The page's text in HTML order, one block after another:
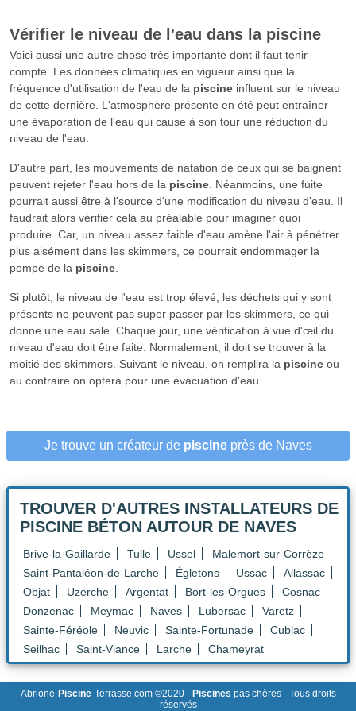
Vérifier le niveau de l'eau dans la piscine
Voici aussi une autre chose très importante dont il faut tenir
compte. Les données climatiques en vigueur ainsi que la
fréquence d'utilisation de l'eau de la piscineinfluent sur le niveau
de cette dernière. L'atmosphère présente en été peut entraîner
une évaporation de l'eau qui cause à son tour une réduction du
niveau de l'eau.
D'autre part, les mouvements de natation de ceux qui se baignent
peuvent rejeter l'eau hors de la piscine. Néanmoins, une fuite
pourrait aussi être à l'source d'une modification du niveau d'eau. Il
faudrait alors vérifier cela au préalable pour imaginer quoi
produire. Car, un niveau assez faible d'eau amène l'air à pénétrer
plus aisément dans les skimmers, ce pourrait endommager la
pompe de la piscine.
Si plutôt, le niveau de l'eau est trop élevé, les déchets qui y sont
présents ne peuvent pas super passer par les skimmers, ce qui
donne une eau sale. Chaque jour, une vérification à vue d'œil du
niveau d'eau doit être faite. Normalement, il doit se trouver à la
moitié des skimmers. Suivant le niveau, on remplira la piscineou
au contraire on optera pour une évacuation d'eau.
Je trouve un créateur de piscineprès de Naves
TROUVER D'AUTRES INSTALLATEURS DE
PISCINE BÉTON AUTOUR DE NAVES
Brive-la-Gaillarde Tulle Ussel
Malemort-sur-Corrèze
Saint-Pantaléon-de-Larche
Égletons Ussac
Allassac
Objat
Uzerche Argentat Bort-les-Orgues
Cosnac
Donzenac
Meymac Naves Lubersac
Varetz
Sainte-Féréole
Neuvic Sainte-Fortunade
Cublac
Seilhac
Saint-Viance Larche Chameyrat
Abrione-Piscine-Terrasse.com ©2020 - Piscines pas chères - Tous droits
réservés